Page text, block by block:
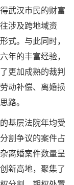
武汉市民的财富
涉及跨地域资
式。与此同时，
年的丰富经验，
更加成熟的裁判
动补偿、离婚损
路。
基层法院年均受
割争议的案件占
离婚案件数量呈
新高地，聚集了